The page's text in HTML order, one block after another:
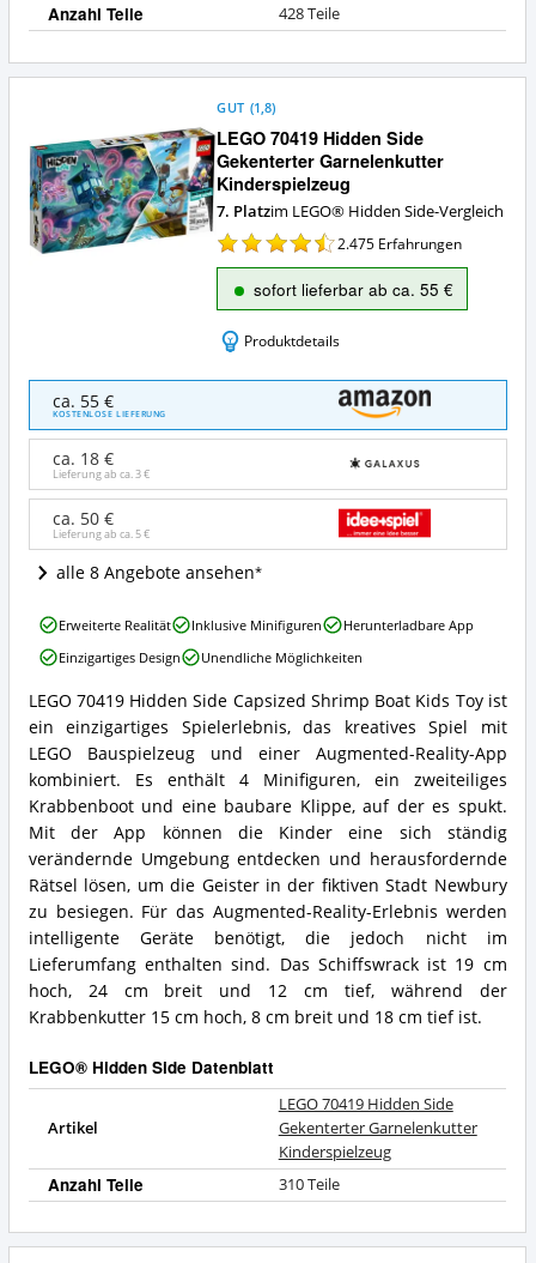
Anzahl Teile 428 Teile
LEGO 70419 Hidden Side
Gekenterter Garnelenkutter
Kinderspielzeug
GUT (1,8)
7. Platzim LEGO® Hidden Side-Vergleich
2.475 Erfahrungen
sofort lieferbar ab ca. 55 €
Produktdetails
70419
Hidden
Side
Gekenterter
Garnelenkutter
Kinderspielzeug
Angebote:
Wo
ist
LEGO®
Hidden
Side
erhältlich?
ca. 55 €
KOSTENLOSE LIEFERUNG
ca. 18 €
Lieferung ab ca.3 €
ca. 50 €
Lieferung ab ca.5 €
alle 8 Angebote ansehen
LEGO
70419
Hidden
Side
Gekenterter
Garnelenkutter
Kinderspielzeug
Zusammenfassung:
Was
bietet
dieses
LEGO®
Hidden
Side?
LEGO 70419 Hidden Side Capsized Shrimp Boat Kids Toy ist
ein einzigartiges Spielerlebnis, das kreatives Spiel mit
LEGO Bauspielzeug und einer Augmented-Reality-App
kombiniert. Es enthält 4 Minifiguren, ein zweiteiliges
Krabbenboot und eine baubare Klippe, auf der es spukt.
Mit der App können die Kinder eine sich ständig
verändernde Umgebung entdecken und herausfordernde
Rätsel lösen, um die Geister in der fiktiven Stadt Newbury
zu besiegen. Für das Augmented-Reality-Erlebnis werden
intelligente Geräte benötigt, die jedoch nicht im
Lieferumfang enthalten sind. Das Schiffswrack ist 19 cm
hoch, 24 cm breit und 12 cm tief, während der
Krabbenkutter 15 cm hoch, 8 cm breit und 18 cm tief ist.
LEGO® Hidden Side Datenblatt
Artikel
LEGO 70419 Hidden Side
Gekenterter Garnelenkutter
Kinderspielzeug
Anzahl Teile 310 Teile
LEGO
70419
Hidden
Gekenterter
Garnelenkutter
Kinderspielzeug
Vorteile:
Was
spricht
für
dieses
LEGO®
Hidden
Side?
Erweiterte Realität Inklusive Minifiguren
Herunterladbare App
Einzigartiges Design
Unendliche Möglichkeiten